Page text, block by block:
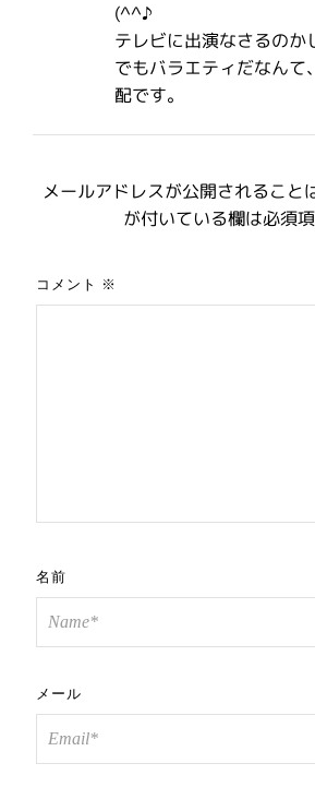
(^^♪
テレビに出演なさるのか
でもバラエティだなんて
配です。
メールアドレスが公開されること
が付いている欄は必須
コメント ※
名前
メール